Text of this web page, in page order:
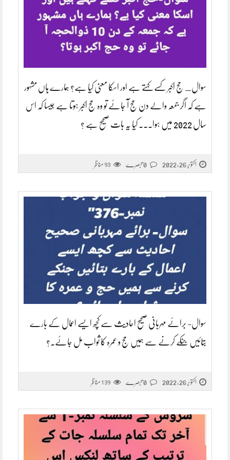
سوال_ حج اکبر کسے کہتے ہے اور اسکا معنی کیا ہے؟ ہمارے ہاں مشہور
ہے کہ اگر جمعہ والے دن حج آ جائے تو وہ حج اکبر ہوتا ہے جیسا کہ اس
سال 2022 میں ہوا۔۔۔ کیا یہ بات صحیح ہے ؟
اکتوبر 26, 2022 93 مناظر
سوال- برائے مہربانی صحیح احادیث سے کچھ ایسے اعمال کے بارے
بتائیں جنکے کرنے سے ہمیں حج و عمرہ کا ثواب مل جائے.؟
اکتوبر 26, 2022 139 مناظر